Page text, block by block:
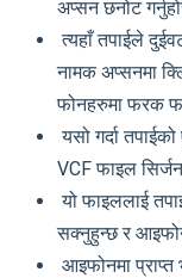
अप्सन छनोट
त्यहाँ तपाईले
नामक अप्सनमा
फोनहरुमा फरक
यसो गर्दा
VCF फाइल
यो फाइललाई
सक्नुहुन्छ र
आइफोनमा